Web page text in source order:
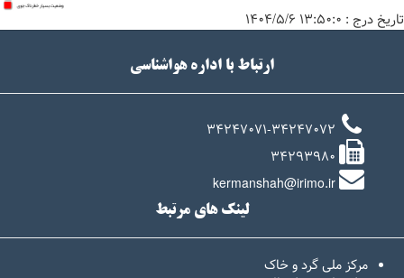
تاریخ درج : ۱۳:۵۰:۰ ۱۴۰۴/۵/۶
ارتباط با اداره هواشناسی
34247071-34247072
34293980
kermanshah@irimo.ir
لینک های مرتبط
مرکز ملی گرد و خاک